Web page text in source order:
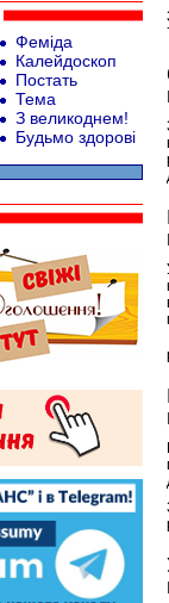
Феміда
Калейдоскоп
Постать
Тема
З великоднем!
Будьмо здорові